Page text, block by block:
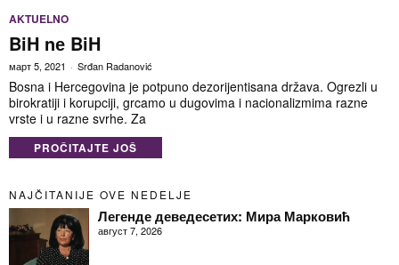
AKTUELNO
BiH nе BiH
март 5, 2021 Srđan Radanović
Bosna i Hercegovina je potpuno dezorijentisana država. Ogrezli u
birokratiji i korupciji, grcamo u dugovima i nacionalizmima razne
vrste i u razne svrhe. Za
PROČITAJTE JOŠ
NAJČITANIJE OVE NEDELJE
Легенде деведесетих: Мира Марковић
август 7, 2026